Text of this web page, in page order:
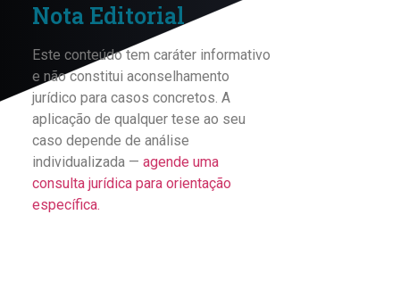
Nota Editorial
Este conteúdo tem caráter informativo
e não constitui aconselhamento
jurídico para casos concretos. A
aplicação de qualquer tese ao seu
caso depende de análise
individualizada — agende uma
consulta jurídica para orientação
específica.